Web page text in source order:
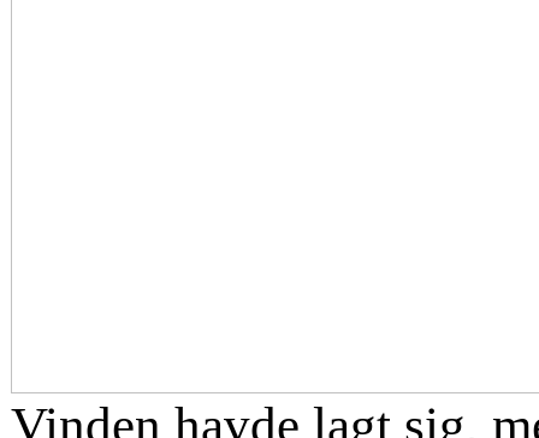
Vinden havde lagt sig,